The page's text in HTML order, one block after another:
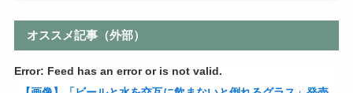
オススメ記事（外部）
Error: Feed has an error or is not valid.